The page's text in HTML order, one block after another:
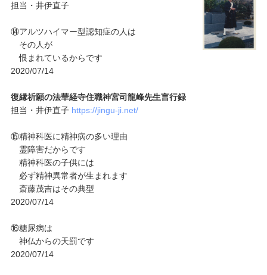
担当・井伊直子
⑭アルツハイマー型認知症の人は
その人が
恨まれているからです
2020/07/14
復縁祈願の法華経寺住職神宮司龍峰先生言行録
担当・井伊直子 https://jingu-ji.net/
⑮精神科医に精神病の多い理由
霊障害だからです
精神科医の子供には
必ず精神異常者が生まれます
斎藤茂吉はその典型
2020/07/14
⑯糖尿病は
神仏からの天罰です
2020/07/14